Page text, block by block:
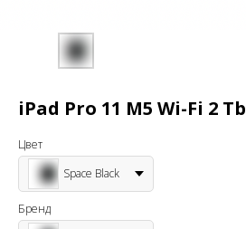
iPad Pro 11 M5 Wi-Fi 2 Tb
Цвет
Space Black
Бренд